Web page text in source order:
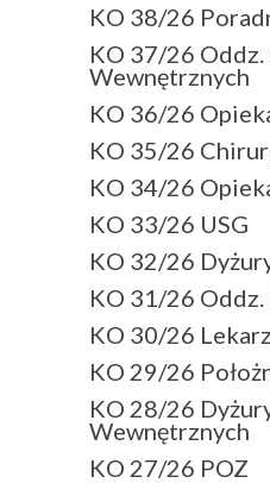
KO 38/26
KO 37/26
Wewnętrznych
KO 36/26
KO 35/26
KO 34/26
KO 33/26 USG
KO 32/26
KO 31/26
KO 30/26
KO 29/26
KO 28/26
Wewnętrznych
KO 27/26 POZ